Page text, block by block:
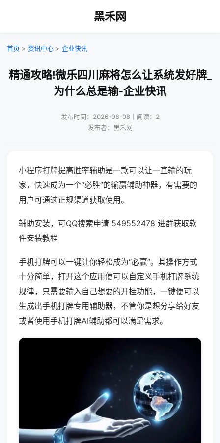
黑禾网
首页 > 资讯中心 > 企业快讯
精通攻略!微乐四川麻将怎么让系统发好牌_
为什么总是输-企业快讯
发布时间：2026-08-08｜阅读：2
发布者：黑禾网
小程序打牌提高胜率辅助是一款可以让一直输的玩
家，快速成为一个“必胜”的输赢辅助神器，有需要的
用户可通过正规渠道获取使用。
辅助安装，可QQ搜索申请 549552478 进群获取软
件安装教程
手机打牌可以一键让你轻松成为“必赢”。其操作方式
十分简单，打开这个应用便可以自定义手机打牌系统
规律，只需要输入自己想要的开挂功能，一键便可以
生成出手机打牌专用辅助器，不管你是想分享给好友
或者使用手机打牌AI辅助都可以满足需求。